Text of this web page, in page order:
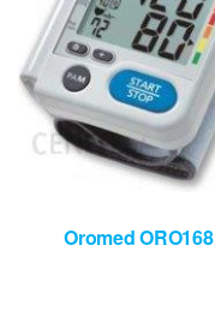
Oromed ORO168